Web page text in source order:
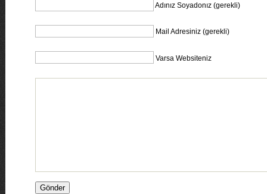
Adınız Soyadonız (gerekli)
Mail Adresiniz (gerekli)
Varsa Websiteniz